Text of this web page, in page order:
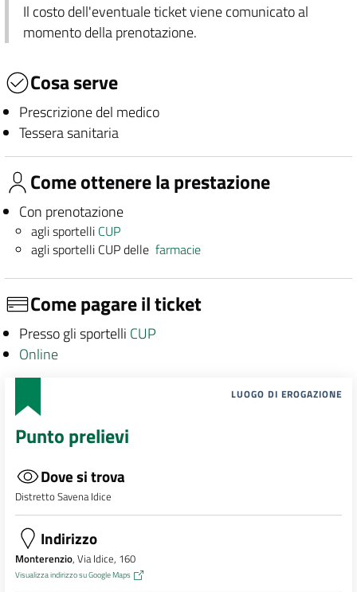
Il costo dell'eventuale ticket viene comunicato al
momento della prenotazione.
Cosa serve
Prescrizione del medico
Tessera sanitaria
Come ottenere la prestazione
Con prenotazione
agli sportelli CUP
agli sportelli CUP dellefarmacie
Come pagare il ticket
Presso gli sportelli CUP
Online
LUOGO DI EROGAZIONE
Punto prelievi
Dove si trova
Distretto Savena Idice
Indirizzo
Monterenzio, Via Idice, 160
Visualizza indirizzo su Google Maps